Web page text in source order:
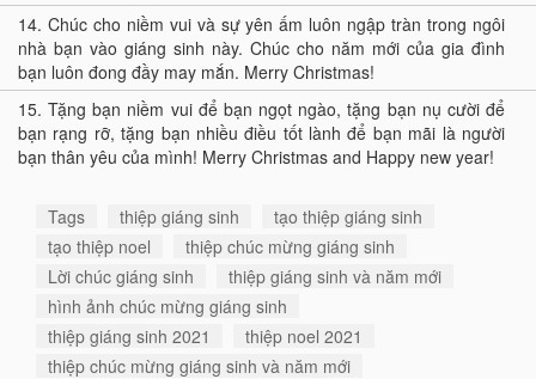
14. Chúc cho niềm vui và sự yên ấm luôn ngập tràn trong ngôi
nhà bạn vào giáng sinh này. Chúc cho năm mới của gia đình
bạn luôn đong đầy may mắn. Merry Christmas!
15.Tặng bạn niềm vui để bạn ngọt ngào, tặng bạn nụ cười để
bạn rạng rỡ, tặng bạn nhiều điều tốt lành để bạn mãi là người
bạn thân yêu của mình! Merry Christmas and Happy new year!
Tags thiệp giáng sinh
tạo thiệp giáng sinh
tạo thiệp noel
thiệp chúc mừng giáng sinh
Lời chúc giáng sinh
thiệp giáng sinh và năm mới
hình ảnh chúc mừng giáng sinh
thiệp giáng sinh 2021
thiệp noel 2021
thiệp chúc mừng giáng sinh và năm mới